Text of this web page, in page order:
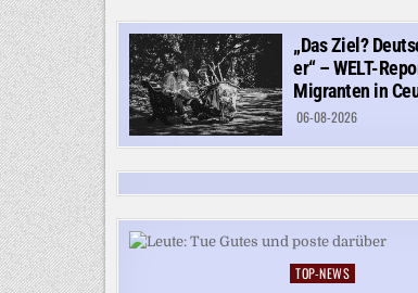
„Das Ziel?
er“ – WELT-
Migranten in
06-08-2026
Posted
TOP-NEWS